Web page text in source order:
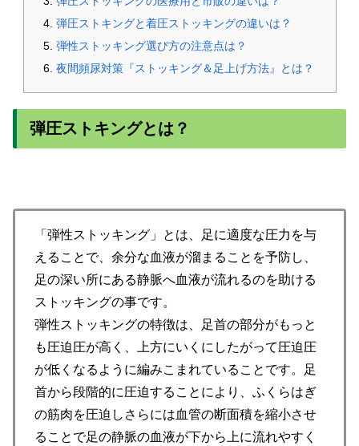
弾圧ストキングと着圧ストッキングの違いは？
弾性ストッキング選び方の注意点は？
夜間頻尿対策『ストッキング＆足上げ方法』とは？
弾圧ストキングとは？
「弾性ストッキング」とは、足に適度な圧力を与
えることで、余分な血液が溜まることを予防し、
足の深い所にある静脈へ血液が流れるのを助ける
ストッキングの事です。
弾性ストッキングの特徴は、足首の部分がもっと
も圧迫圧が高く、上方にいくにしたがって圧迫圧
が低くなるように編みこまれていることです。足
首から段階的に圧迫することにより、ふくらはぎ
の筋肉を圧迫しさらには血管の断面積を縮小させ
ることで足の静脈の血液が下から上に流れやすく